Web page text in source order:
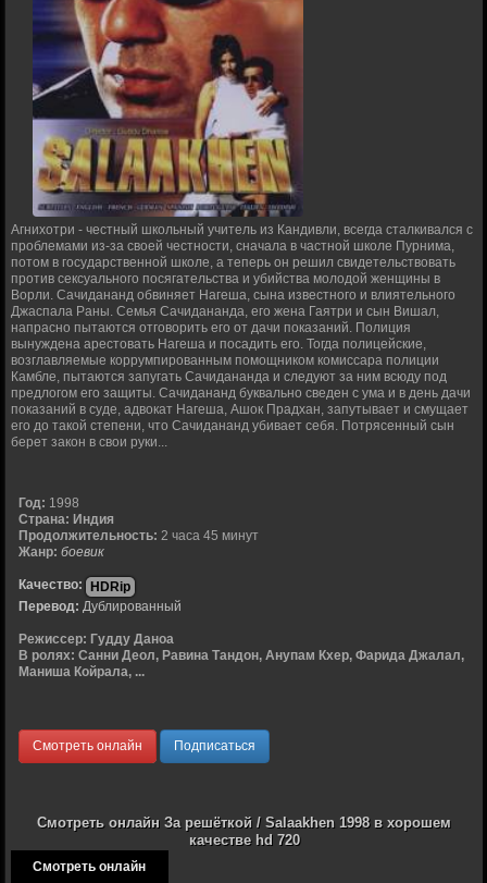
Агнихотри - честный школьный учитель из Кандивли, всегда сталкивался с
проблемами из-за своей честности, сначала в частной школе Пурнима,
потом в государственной школе, а теперь он решил свидетельствовать
против сексуального посягательства и убийства молодой женщины в
Ворли. Сачидананд обвиняет Нагеша, сына известного и влиятельного
Джаспала Раны. Семья Сачидананда, его жена Гаятри и сын Вишал,
напрасно пытаются отговорить его от дачи показаний. Полиция
вынуждена арестовать Нагеша и посадить его. Тогда полицейские,
возглавляемые коррумпированным помощником комиссара полиции
Камбле, пытаются запугать Сачидананда и следуют за ним всюду под
предлогом его защиты. Сачидананд буквально сведен с ума и в день дачи
показаний в суде, адвокат Нагеша, Ашок Прадхан, запутывает и смущает
его до такой степени, что Сачидананд убивает себя. Потрясенный сын
берет закон в свои руки...
Год: 1998
Страна: Индия
Продолжительность: 2 часа 45 минут
Жанр: боевик
Качество:
HDRip
Перевод: Дублированный
Режиссер: Гудду Даноа
В ролях: Санни Деол, Равина Тандон, Анупам Кхер, Фарида Джалал,
Маниша Койрала, ...
Смотреть онлайн Подписаться
Смотреть онлайн За решёткой / Salaakhen 1998 в хорошем
качестве hd 720
Смотреть онлайн